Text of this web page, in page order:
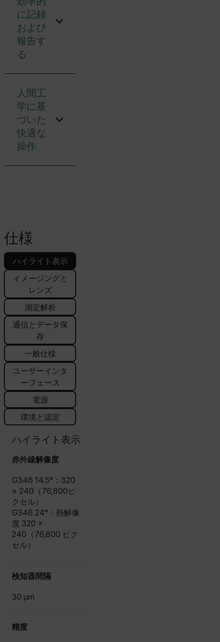
に記録
および
報告す
る
人間工
学に基
づいた
快適な
操作
仕様
ハイライト表示
イメージングと
レンズ
測定解析
通信とデータ保
存
一般仕様
ユーザーインタ
ーフェース
電源
環境と認定
ハイライト表示
赤外線解像度
G346 14.5°：320
× 240（76,800ピ
クセル）
G346 24°：熱解像
度 320 ×
240（76,800 ピク
セル）
検知器間隔
30 μm
精度